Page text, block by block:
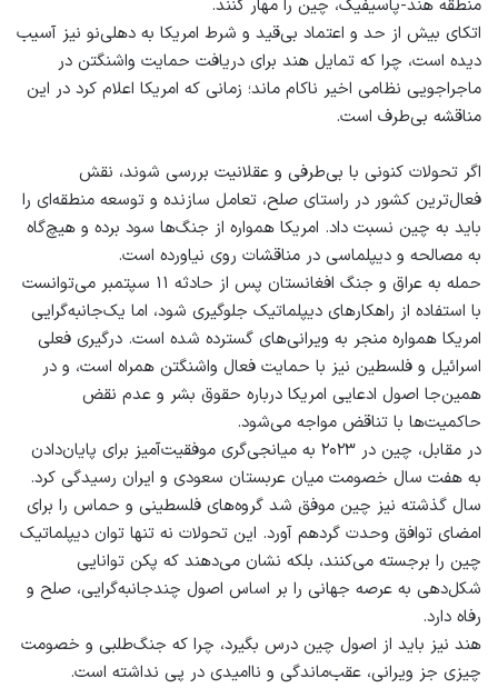
منطقه هند-پاسیفیک، چین را مهار کنند.
اتکای بیش از حد و اعتماد بی‌قید و شرط امریکا به دهلی‌نو نیز آسیب
دیده است، چرا که تمایل هند برای دریافت حمایت واشنگتن در
ماجراجویی نظامی اخیر ناکام ماند؛ زمانی که امریکا اعلام کرد در این
مناقشه بی‌طرف است.
اگر تحولات کنونی با بی‌طرفی و عقلانیت بررسی شوند، نقش
فعال‌ترین کشور در راستای صلح، تعامل سازنده و توسعه منطقه‌ای را
باید به چین نسبت داد. امریکا همواره از جنگ‌ها سود برده و هیچ‌گاه
به مصالحه و دیپلماسی در مناقشات روی نیاورده است.
حمله به عراق و جنگ افغانستان پس از حادثه ۱۱ سپتمبر می‌توانست
با استفاده از راهکارهای دیپلماتیک جلوگیری شود، اما یک‌جانبه‌گرایی
امریکا همواره منجر به ویرانی‌های گسترده شده است. درگیری فعلی
اسرائیل و فلسطین نیز با حمایت فعال واشنگتن همراه است، و در
همین‌جا اصول ادعایی امریکا درباره حقوق بشر و عدم نقض
حاکمیت‌ها با تناقض مواجه می‌شود.
در مقابل، چین در ۲۰۲۳ به میانجی‌گری موفقیت‌آمیز برای پایان‌دادن
به هفت سال خصومت میان عربستان سعودی و ایران رسیدگی کرد.
سال گذشته نیز چین موفق شد گروه‌های فلسطینی و حماس را برای
امضای توافق وحدت گردهم آورد. این تحولات نه تنها توان دیپلماتیک
چین را برجسته می‌کنند، بلکه نشان می‌دهند که پکن توانایی
شکل‌دهی به عرصه جهانی را بر اساس اصول چندجانبه‌گرایی، صلح و
رفاه دارد.
هند نیز باید از اصول چین درس بگیرد، چرا که جنگ‌طلبی و خصومت
چیزی جز ویرانی، عقب‌ماندگی و ناامیدی در پی نداشته است.